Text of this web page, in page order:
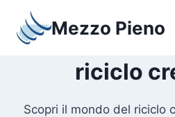
contenuto
Mezzo Pieno
riciclo
Scopri il mondo del riciclo